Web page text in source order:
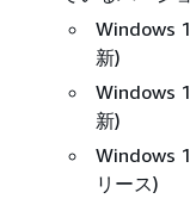
Windows
新)
Windows
新)
Windows
リース)